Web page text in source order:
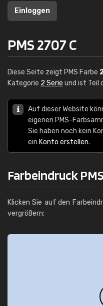
Einloggen
PMS 2707 C
Diese Seite zeigt PMS Farbe
Kategorie 2 Serie und ist Teil
Auf dieser Website
eigenen PMS-
Sie haben noch kein
ein Konto erstellen.
Farbeindruck
Klicken Sie auf den
vergrößern: